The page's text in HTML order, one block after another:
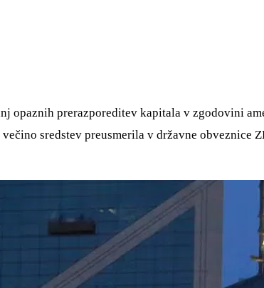
opaznih prerazporeditev kapitala v zgodovini
sredstev preusmerila v državne obveznice